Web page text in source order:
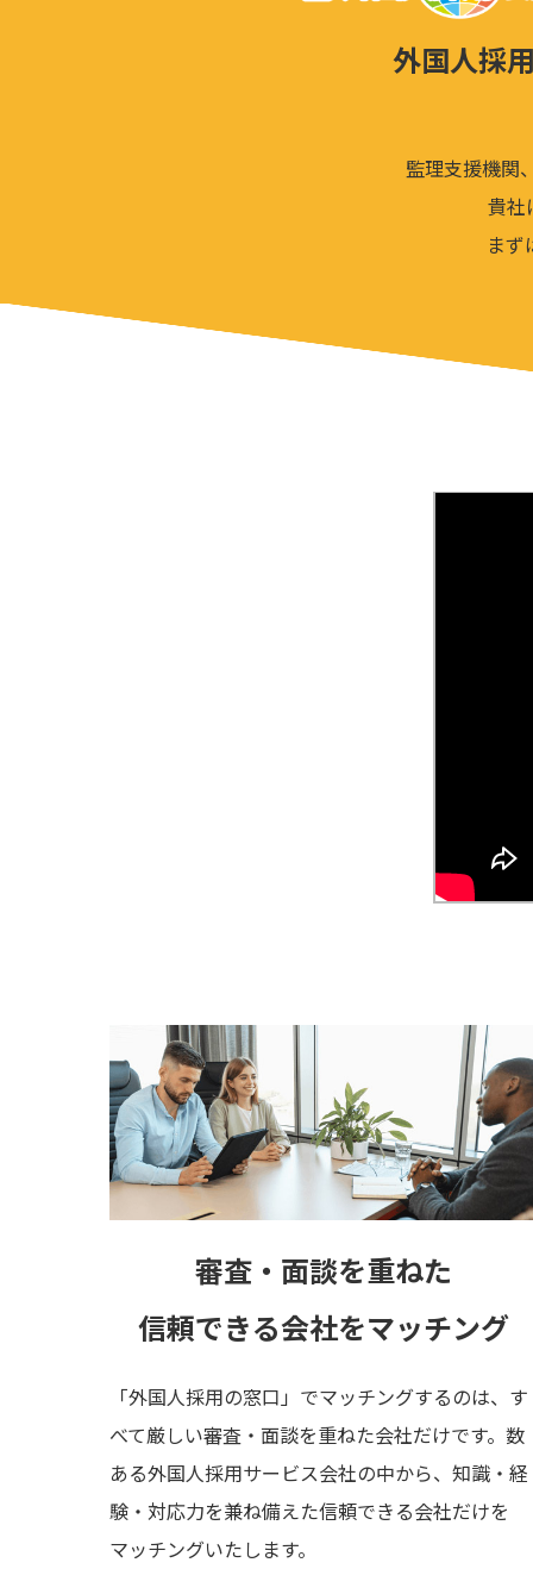
外国人採
監理支援機関
貴社
ま
審査・面談を重ねた
信頼できる会社をマッチング
「外国人採用の窓口」でマッチングするのは、す
べて厳しい審査・面談を重ねた会社だけです。数
ある外国人採用サービス会社の中から、知識・経
験・対応力を兼ね備えた信頼できる会社だけを
マッチングいたします。